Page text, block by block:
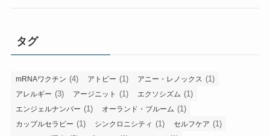
タグ
mRNAワクチン (4) アトピー (1) アニー・レノックス (1)
アレルギー (3) アージニット (1) エクソシズム (1)
エンジェルナンバー (1) オーランド・ブルーム (1)
カップルセラピー (1) シンクロニシティ (1) セルフケア (1)